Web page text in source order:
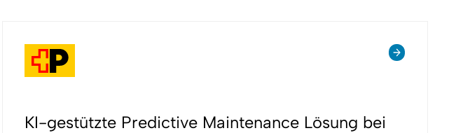
KI-gestützte Predictive Maintenance Lösung bei